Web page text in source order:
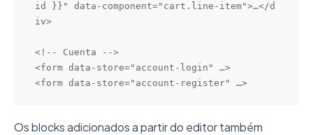
id }}" data-component="cart.line-item">…</d
iv>
<!-- Cuenta -->
<form data-store="account-login" …>
Os blocks adicionados a partir do editor também